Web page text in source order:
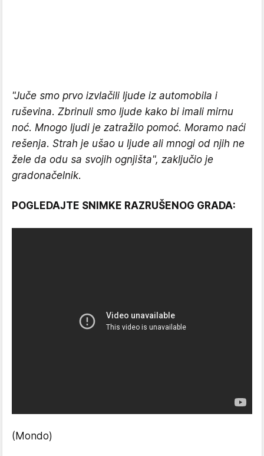
"Juče smo prvo izvlačili ljude iz automobila i
ruševina. Zbrinuli smo ljude kako bi imali mirnu
noć. Mnogo ljudi je zatražilo pomoć. Moramo naći
rešenja. Strah je ušao u ljude ali mnogi od njih ne
žele da odu sa svojih ognjišta", zaključio je
gradonačelnik.
POGLEDAJTE SNIMKE RAZRUŠENOG GRADA:
(Mondo)